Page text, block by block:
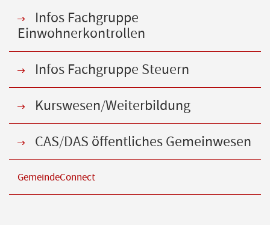
Infos Fachgruppe
Einwohnerkontrollen
Infos Fachgruppe Steuern
Kurswesen/Weiterbildung
CAS/DAS öffentliches Gemeinwesen
GemeindeConnect